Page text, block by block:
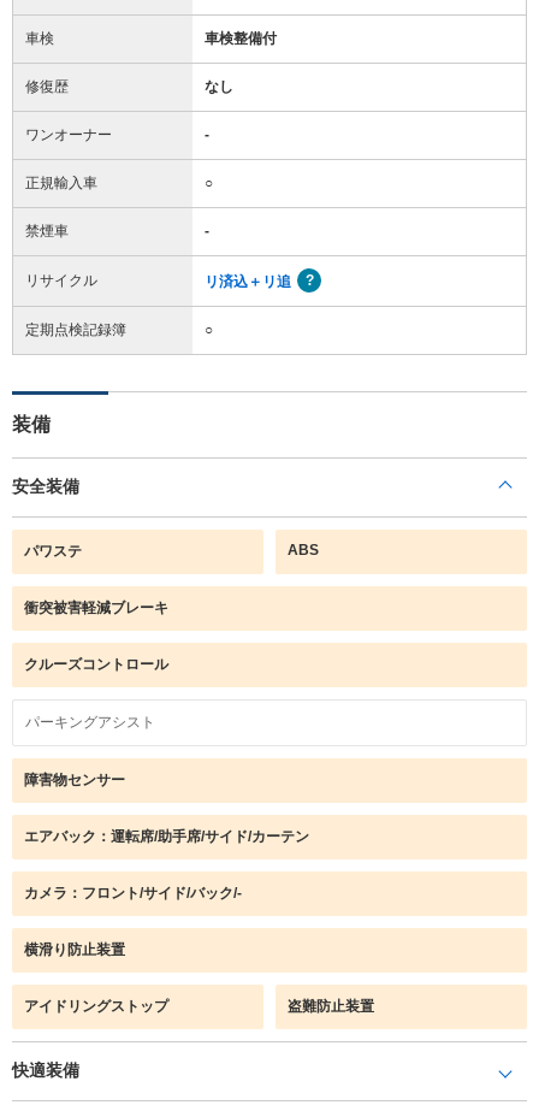
車検 車検整備付
修復歴 なし
ワンオーナー -
正規輸入車 ○
禁煙車 -
リサイクル リ済込＋リ追
定期点検記録簿 ○
装備
安全装備
パワステ ABS
衝突被害軽減ブレーキ
クルーズコントロール
パーキングアシスト
障害物センサー
エアバック：運転席/助手席/サイド/カーテン
カメラ：フロント/サイド/バック/-
横滑り防止装置
アイドリングストップ 盗難防止装置
快適装備